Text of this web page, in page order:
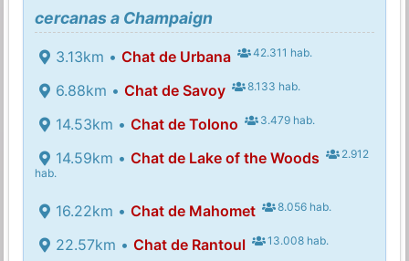
cercanas a Champaign
3.13km • Chat de Urbana 42.311 hab.
6.88km • Chat de Savoy 8.133 hab.
14.53km • Chat de Tolono 3.479 hab.
14.59km • Chat de Lake of the Woods
2.912
hab.
16.22km • Chat de Mahomet 8.056 hab.
22.57km • Chat de Rantoul 13.008 hab.